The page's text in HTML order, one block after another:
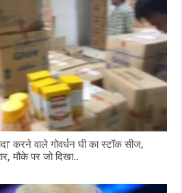
करने वाले गोवर्धन घी का स्टॉक सीज,
मौके पर जो दिखा..